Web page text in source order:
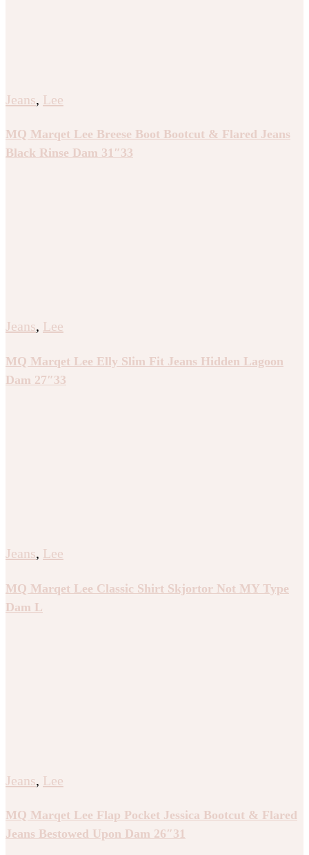
Jeans, Lee
MQ Marqet Lee Breese Boot Bootcut & Flared Jeans
Black Rinse Dam 31″33
Jeans, Lee
MQ Marqet Lee Elly Slim Fit Jeans Hidden Lagoon
Dam 27″33
Jeans, Lee
MQ Marqet Lee Classic Shirt Skjortor Not MY Type
Dam L
Jeans, Lee
MQ Marqet Lee Flap Pocket Jessica Bootcut & Flared
Jeans Bestowed Upon Dam 26″31